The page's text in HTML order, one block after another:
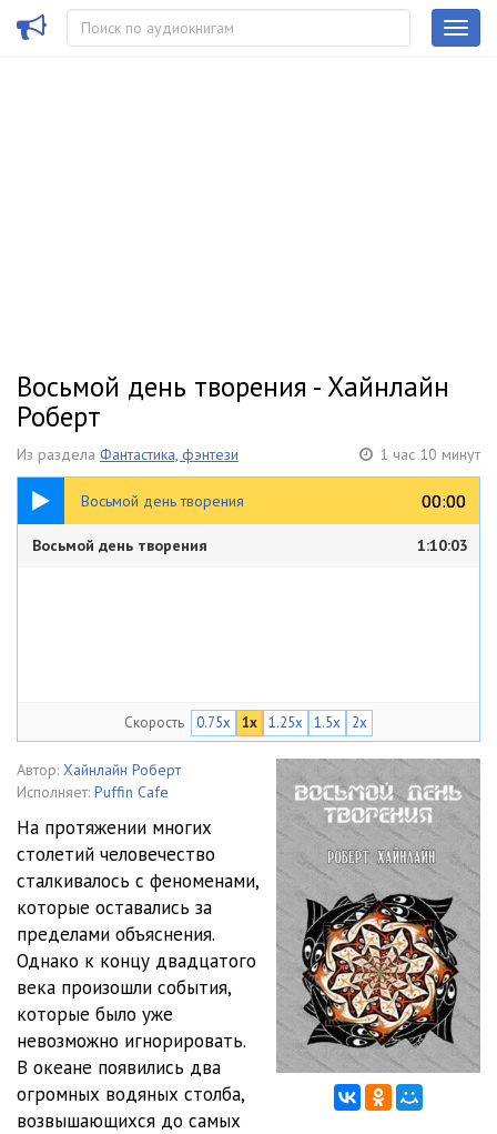
Восьмой день творения - Хайнлайн
Роберт
Из раздела Фантастика, фэнтези 1 час 10 минут
Восьмой день творения 00:00
00:00
1:10:03
Восьмой день творения 1:10:03
Скорость 0.75x 1x 1.25x 1.5x 2x
Автор: Хайнлайн Роберт
Исполняет: Puffin Cafe
На протяжении многих
столетий человечество
сталкивалось с феноменами,
которые оставались за
пределами объяснения.
Однако к концу двадцатого
века произошли события,
которые было уже
невозможно игнорировать.
В океане появились два
огромных водяных столба,
возвышающихся до самых